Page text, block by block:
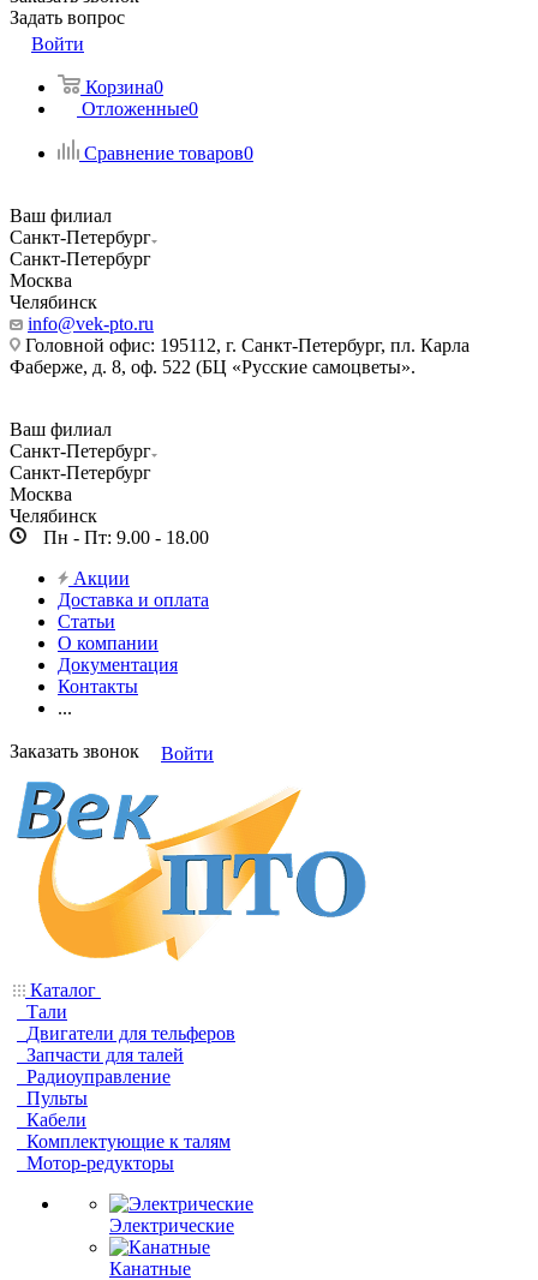
Задать вопрос
Войти
Корзина0
Отложенные0
Сравнение товаров0
Ваш филиал
Санкт-Петербург
Санкт-Петербург
Москва
Челябинск
info@vek-pto.ru
Головной офис: 195112, г. Санкт-Петербург, пл. Карла
Фаберже, д. 8, оф. 522 (БЦ «Русские самоцветы».
Ваш филиал
Санкт-Петербург
Санкт-Петербург
Москва
Челябинск
Пн - Пт: 9.00 - 18.00
Акции
Доставка и оплата
Статьи
О компании
Документация
Контакты
...
Заказать звонок Войти
Каталог
Тали
Двигатели для тельферов
Запчасти для талей
Радиоуправление
Пульты
Кабели
Комплектующие к талям
Мотор-редукторы
Электрические
Канатные